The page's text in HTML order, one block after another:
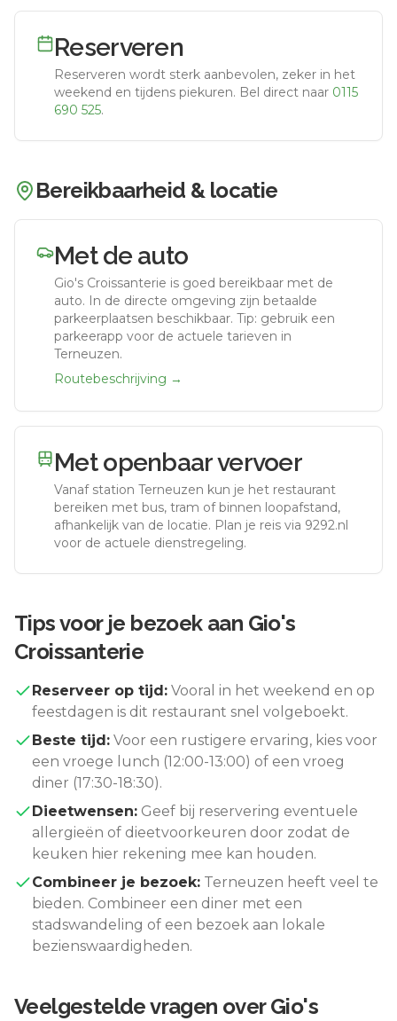
Reserveren
Reserveren wordt sterk aanbevolen, zeker in het
weekend en tijdens piekuren. Bel direct naar 0115
690 525.
Bereikbaarheid & locatie
Met de auto
Gio's Croissanterie is goed bereikbaar met de
auto. In de directe omgeving zijn betaalde
parkeerplaatsen beschikbaar. Tip: gebruik een
parkeerapp voor de actuele tarieven in
Terneuzen.
Routebeschrijving →
Met openbaar vervoer
Vanaf station Terneuzen kun je het restaurant
bereiken met bus, tram of binnen loopafstand,
afhankelijk van de locatie. Plan je reis via 9292.nl
voor de actuele dienstregeling.
Tips voor je bezoek aan Gio's
Croissanterie
Reserveer op tijd: Vooral in het weekend en op
feestdagen is dit restaurant snel volgeboekt.
Beste tijd: Voor een rustigere ervaring, kies voor
een vroege lunch (12:00-13:00) of een vroeg
diner (17:30-18:30).
Dieetwensen: Geef bij reservering eventuele
allergieën of dieetvoorkeuren door zodat de
keuken hier rekening mee kan houden.
Combineer je bezoek: Terneuzen heeft veel te
bieden. Combineer een diner met een
stadswandeling of een bezoek aan lokale
bezienswaardigheden.
Veelgestelde vragen overGio's